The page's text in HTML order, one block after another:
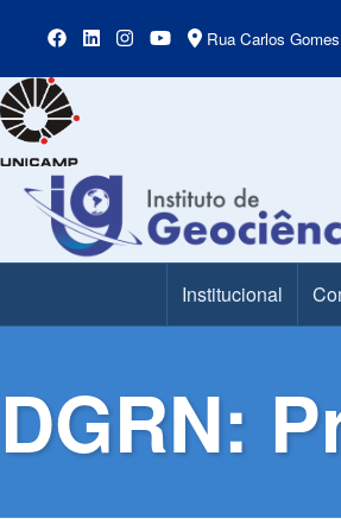
Rua Carlos
Main MenuInstitucional
DGRN: